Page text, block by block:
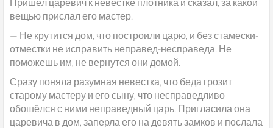
вещью прислал его мастер.
— Не крутится дом, что построили царю, и без стамески-
отместки не исправить неправед-несправеда. Не
поможешь им, не вернутся они домой.
Сразу поняла разумная невестка, что беда грозит
старому мастеру и его сыну, что несправедливо
обошёлся с ними неправедный царь. Пригласила она
царевича в дом, заперла его на девять замков и послала